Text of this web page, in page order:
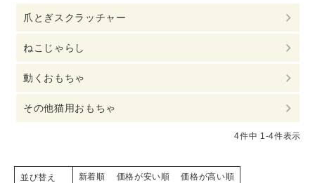
爪とぎスクラッチャー
ねこじゃらし
動くおもちゃ
その他猫用おもちゃ
4件中 1-4件表示
並び替え 新着順 価格が安い順 価格が高い順